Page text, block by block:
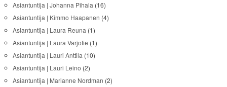
Asiantuntija | Johanna Pihala (16)
Asiantuntija | Kimmo Haapanen (4)
Asiantuntija | Laura Reuna (1)
Asiantuntija | Laura Varjotie (1)
Asiantuntija | Lauri Anttila (10)
Asiantuntija | Lauri Leino (2)
Asiantuntija | Marianne Nordman (2)